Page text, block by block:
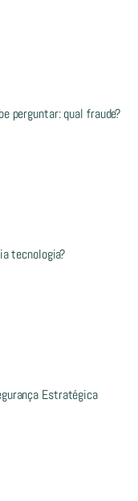
perguntar: qual fraude?
tecnologia?
Estratégica